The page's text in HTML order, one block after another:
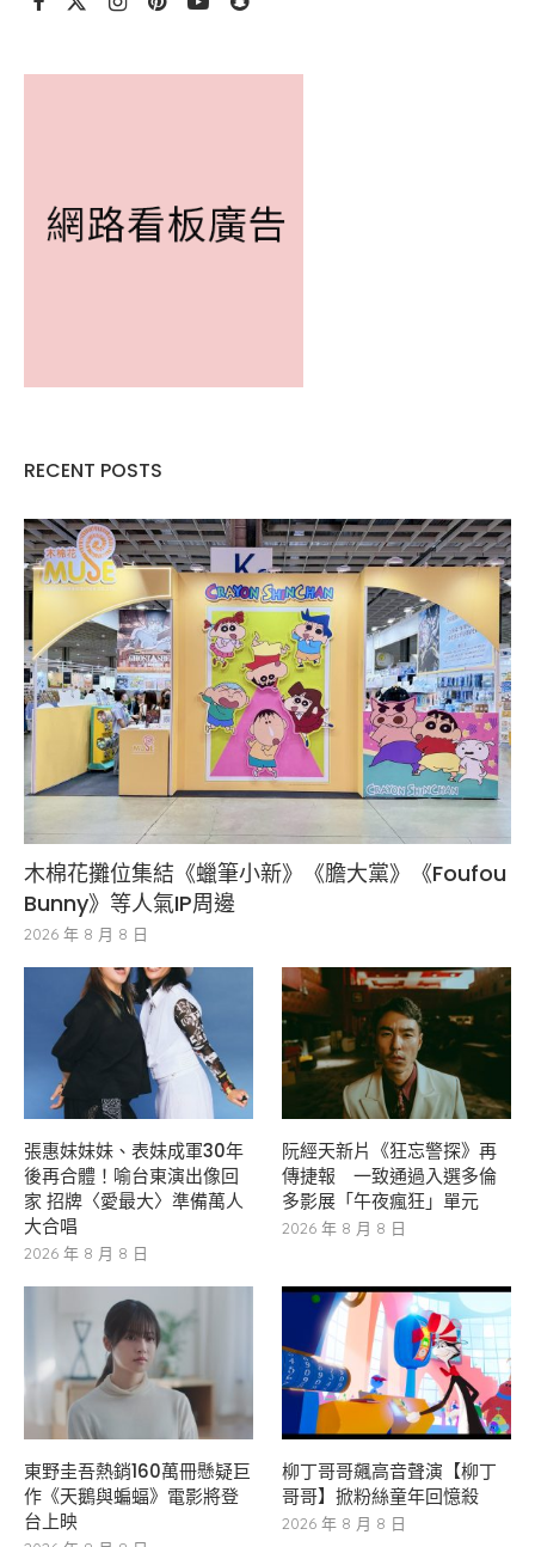
RECENT POSTS
木棉花攤位集結《蠟筆小新》《膽大黨》《Foufou
Bunny》等人氣IP周邊
2026 年 8 月 8 日
張惠妹妹妹、表妹成軍30年
後再合體！喻台東演出像回
家 招牌〈愛最大〉準備萬人
大合唱
2026 年 8 月 8 日
阮經天新片《狂忘警探》再
傳捷報 一致通過入選多倫
多影展「午夜瘋狂」單元
2026 年 8 月 8 日
東野圭吾熱銷160萬冊懸疑巨
作《天鵝與蝙蝠》電影將登
台上映
柳丁哥哥飆高音聲演【柳丁
哥哥】掀粉絲童年回憶殺
2026 年 8 月 8 日